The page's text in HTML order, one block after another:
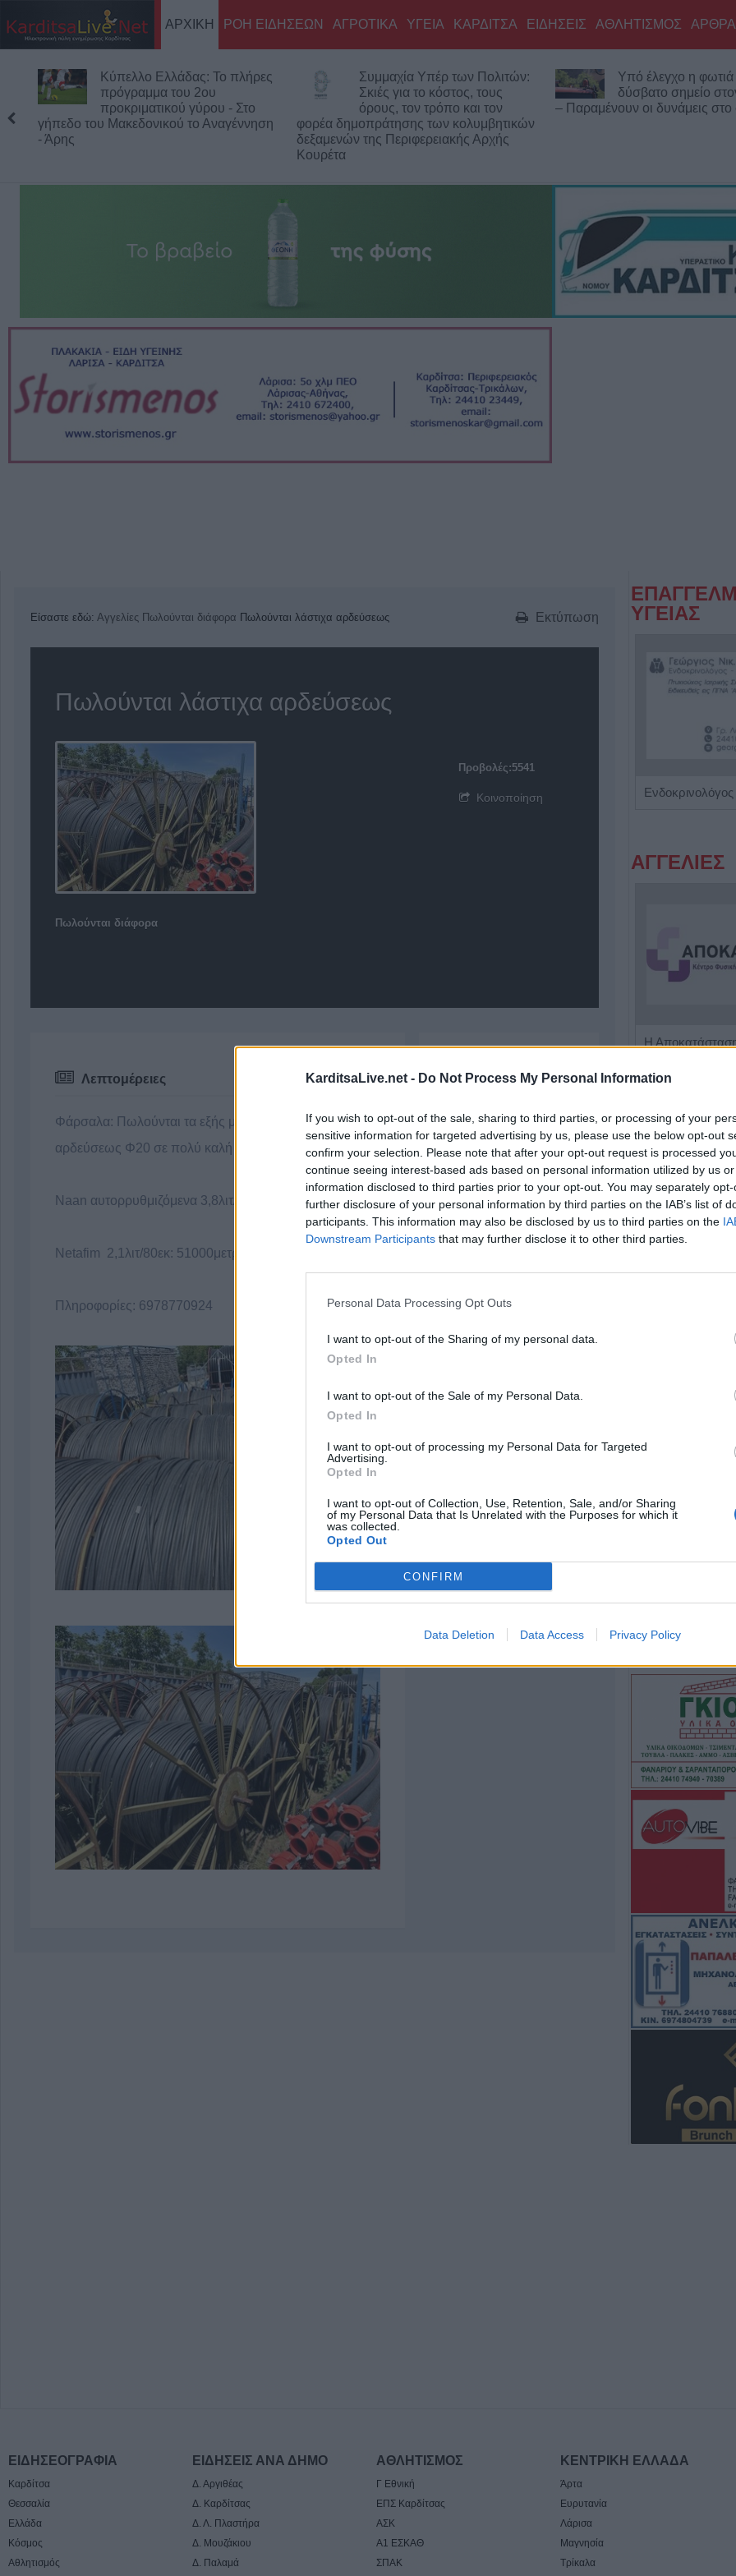
KarditsaLive.net - Do Not Process My Personal Information
If you wish to opt-out of the sale, sharing to third parties, or processing of your
sensitive information for targeted advertising by us, please use the below opt-out
confirm your selection. Please note that after your opt-out request is processed
continue seeing interest-based ads based on personal information utilized by us
information disclosed to third parties prior to your opt-out. You may separately
further disclosure of your personal information by third parties on the IAB’s list of
participants. This information may also be disclosed by us to third parties on the
Downstream Participants that may further disclose it to other third parties.
Personal Data Processing Opt Outs
I want to opt-out of the Sharing of my personal data.
Opted In
I want to opt-out of the Sale of my Personal Data.
Opted In
I want to opt-out of processing my Personal Data for Targeted
Advertising.
Opted In
I want to opt-out of Collection, Use, Retention, Sale, and/or Sharing
of my Personal Data that Is Unrelated with the Purposes for which it
was collected.
Opted Out
CONFIRM
Data Deletion Data Access Privacy Policy
ΑΡΧΙΚΗ ΡΟΗ ΕΙΔΗΣΕΩΝ ΑΓΡΟΤΙΚΑ ΥΓΕΙΑ ΚΑΡΔΙΤΣΑ ΕΙΔΗΣΕΙΣ ΑΘΛΗΤΙΣΜΟΣ ΑΡΘΡΑ
Κύπελλο Ελλάδας: Το πλήρες
πρόγραμμα του 2ου
προκριματικού γύρου - Στο
γήπεδο του Μακεδονικού το Αναγέννηση
- Άρης
Συμμαχία Υπέρ των Πολιτών:
Σκιές για το κόστος, τους
όρους, τον τρόπο και τον
φορέα δημοπράτησης των κολυμβητικών
δεξαμενών της Περιφερειακής Αρχής
Κουρέτα
Υπό έλεγχο η φωτιά
δύσβατο σημείο
– Παραμένουν οι δυνάμεις στο
Εκτύπωση
Είσαστε εδώ: Αγγελίες Πωλούνται διάφορα Πωλούνται λάστιχα αρδεύσεως
Πωλούνται λάστιχα αρδεύσεως
Πωλούνται διάφορα
Προβολές:5541
Κοινοποίηση
Λεπτομέρειες
Φάρσαλα: Πωλούνται τα εξής μεταχειρισμέναλάστιχα
αρδεύσεως Φ20 σε πολύ καλή κατάσταση:
Νaan αυτορρυθμιζόμενα 3,8λιτ/1μ: 83000 μετρα
Netafim 2,1λιτ/80εκ: 51000μετρα
Πληροφορίες: 6978770924
ΥΓΕΙΑΣ
ΑΓΓΕΛΙΕΣ
μεγάλο
Τοποθετήθηκε ο
7 Αυγούστου 2026, 20:56
επιλογή σε
εσωτερικών και
7 Αυγούστου 2026, 20:48
ΑΑΔΕ: Άνοιξε
συμπληρώσεις
7 Αυγούστου 2026, 20:45
Σφοδρό
καταστροφές
7 Αυγούστου 2026, 19:51
Σχέδια
δρόμος για
εκατ. ευρώ
7 Αυγούστου 2026, 19:41
Καταβλήθηκαν
σε 67.746
αγορά
Η Αγγλική
Ομοσπονδία
τσιμεντένια
απ’ τον
θάνατο
7 Αυγούστου 2026, 19:30
Το Σάββατο 8
της Μάχης
7 Αυγούστου 2026, 19:18
Κύπελλο
πρόγραμμα του
προκριματικού
γήπεδο του
Αναγέννηση -
Ενισχύθηκαν
δυνάμεις στην
ΕΙΔΗΣΕΟΓΡΑΦΙΑ
Καρδίτσα
Θεσσαλία
Ελλάδα
Κόσμος
Αθλητισμός
ΕΙΔΗΣΕΙΣ ΑΝΑ ΔΗΜΟ
Δ. Αργιθέας
Δ. Καρδίτσας
Δ. Λ. Πλαστήρα
Δ. Μουζάκιου
Δ. Παλαμά
ΑΘΛΗΤΙΣΜΟΣ
Γ Εθνική
ΕΠΣ Καρδίτσας
ΑΣΚ
Α1 ΕΣΚΑΘ
ΣΠΑΚ
ΚΕΝΤΡΙΚΗ ΕΛΛΑΔΑ
Άρτα
Ευρυτανία
Λάρισα
Μαγνησία
Τρίκαλα